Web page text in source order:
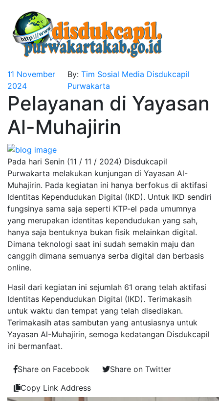
11 November
2024
By:Tim Sosial Media Disdukcapil
Purwakarta
Pelayanan di Yayasan
Al-Muhajirin
Pada hari Senin (11 / 11 / 2024) Disdukcapil
Purwakarta melakukan kunjungan di Yayasan Al-
Muhajirin. Pada kegiatan ini hanya berfokus di aktifasi
Identitas Kependudukan Digital (IKD). Untuk IKD sendiri
fungsinya sama saja seperti KTP-el pada umumnya
yang merupakan identitas kependudukan yang sah,
hanya saja bentuknya bukan fisik melainkan digital.
Dimana teknologi saat ini sudah semakin maju dan
canggih dimana semuanya serba digital dan berbasis
online.
Hasil dari kegiatan ini sejumlah 61 orang telah aktifasi
Identitas Kependudukan Digital (IKD). Terimakasih
untuk waktu dan tempat yang telah disediakan.
Terimakasih atas sambutan yang antusiasnya untuk
Yayasan Al-Muhajirin, semoga kedatangan Disdukcapil
ini bermanfaat.
Share on Facebook
Share on Twitter
Copy Link Address